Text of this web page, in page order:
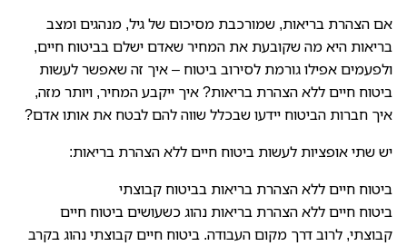
אם הצהרת בריאות, שמורכבת מסיכום של גיל, מנהגים ומצב
בריאות היא מה שקובעת את המחיר שאדם ישלם בביטוח חיים,
ולפעמים אפילו גורמת לסירוב ביטוח – איך זה שאפשר לעשות
ביטוח חיים ללא הצהרת בריאות? איך ייקבע המחיר, ויותר מזה,
איך חברות הביטוח יידעו שבכלל שווה להם לבטח את אותו אדם?
יש שתי אופציות לעשות ביטוח חיים ללא הצהרת בריאות:
ביטוח חיים ללא הצהרת בריאות בביטוח קבוצתי
ביטוח חיים ללא הצהרת בריאות נהוג כשעושים ביטוח חיים
קבוצתי, לרוב דרך מקום העבודה. ביטוח חיים קבוצתי נהוג בקרב